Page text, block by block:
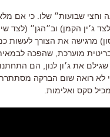
וחצי שבועות״ שלו. כי אם
ג׳ין הקמן) וב״הגן״ (לצד
מרגישה את הצורך לעשות
בריטית מוערכת, שהפכה
את ג׳ון לנון, הם
לא רואה שום הברקה
סקס ואלימות.